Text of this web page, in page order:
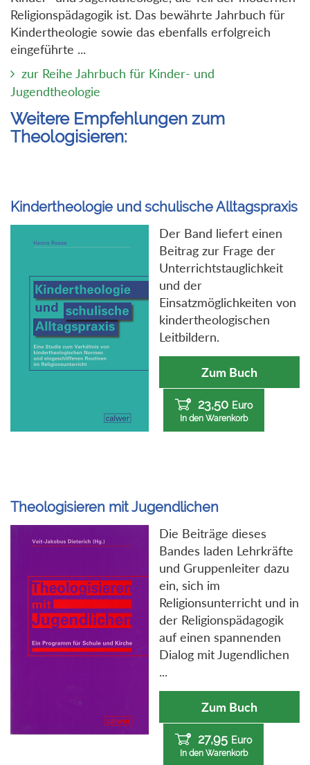
Religionspädagogik ist. Das bewährte Jahrbuch für
Kindertheologie sowie das ebenfalls erfolgreich
eingeführte ...
zur Reihe Jahrbuch für Kinder- und
Jugendtheologie
Weitere Empfehlungen zum
Theologisieren:
Kindertheologie und schulische Alltagspraxis
Der Band liefert einen
Beitrag zur Frage der
Unterrichtstauglichkeit
und der
Einsatzmöglichkeiten von
kindertheologischen
Leitbildern.
Zum Buch
23,50 Euro
In den Warenkorb
Theologisieren mit Jugendlichen
Die Beiträge dieses
Bandes laden Lehrkräfte
und Gruppenleiter dazu
ein, sich im
Religionsunterricht und in
der Religionspädagogik
auf einen spannenden
Dialog mit Jugendlichen
...
Zum Buch
27,95 Euro
In den Warenkorb